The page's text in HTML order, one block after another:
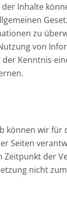
Inhalte
zu
von
Kenntnis
können wir für
Seiten
der
nicht